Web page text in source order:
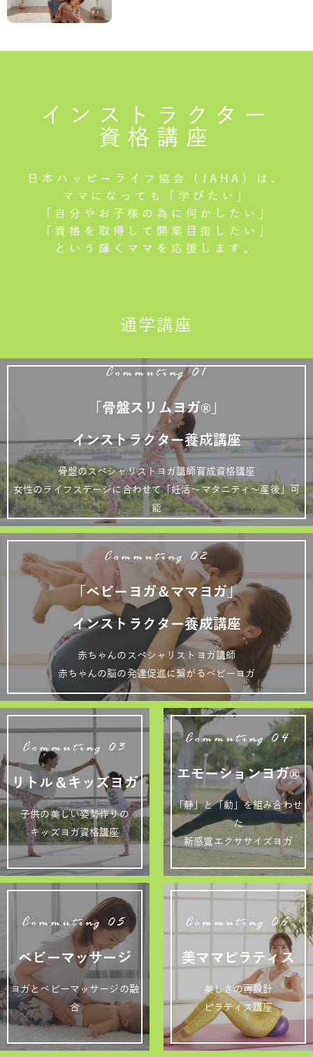
インストラクター
資格講座
日本ハッピーライフ協会（JAHA）は、
ママになっても「学びたい」
「自分やお子様の為に何かしたい」
「資格を取得して開業目指したい」
という輝くママを応援します。
通学講座
Commuting 01
「骨盤スリムヨガ®」
インストラクター養成講座
骨盤のスペシャリストヨガ講師育成資格講座
女性のライフステージに合わせて「妊活～マタニティ～産後」可
能
Commuting 02
「ベビーヨガ＆ママヨガ」
インストラクター養成講座
赤ちゃんのスペシャリストヨガ講師
赤ちゃんの脳の発達促進に繋がるベビーヨガ
Commuting 03
リトル＆キッズヨガ
子供の美しい姿勢作りの
キッズヨガ資格講座
Commuting 04
エモーションヨガ®
「静」と「動」を組み合わせ
た
新感覚エクササイズヨガ
Commuting 05
ベビーマッサージ
ヨガとベビーマッサージの融
合
Commuting 06
美ママピラティス
美しさの再設計
ピラティス講座